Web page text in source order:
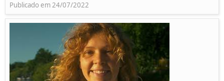
Publicado em 24/07/2022